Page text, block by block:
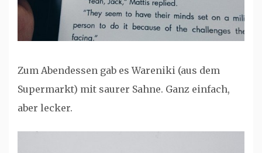
Zum Abendessen gab es Wareniki (aus dem
Supermarkt) mit saurer Sahne. Ganz einfach,
aber lecker.